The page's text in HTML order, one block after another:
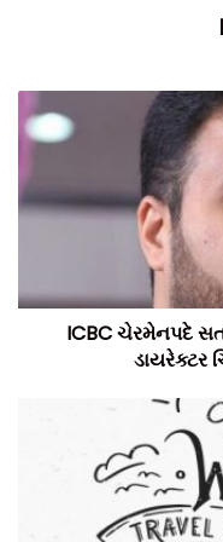
વિશ્વની સૌથી લાંબી અટલ
ટનલ નિર્માંણ ખર્ચ – 2,958
2,37, 596 મેટ્રિક
ICBC ચેરમેનપદે
ડાયરેક્ટર